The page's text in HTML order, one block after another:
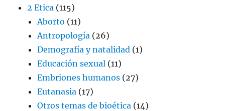
2 Etica (115)
Aborto (11)
Antropología (26)
Demografía y natalidad (1)
Educación sexual (11)
Embriones humanos (27)
Eutanasia (17)
Otros temas de bioética (14)